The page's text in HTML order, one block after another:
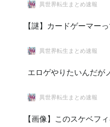
異世界転生まとめ速報
【謎】カードゲーマー
異世界転生まとめ速報
エロゲやりたいんだが
異世界転生まとめ速報
【画像】このスケベフ